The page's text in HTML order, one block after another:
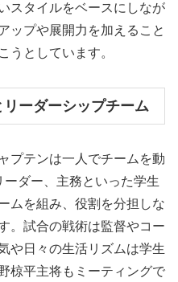
スタイルをベースにしなが
ップや展開力を加えること
うとしています。
ーダーシップチーム
プテンは一人でチームを動
ダー、主務といった学生
ムを組み、役割を分担しな
。試合の戦術は監督やコー
や日々の生活リズムは学生
椋平主将もミーティングで